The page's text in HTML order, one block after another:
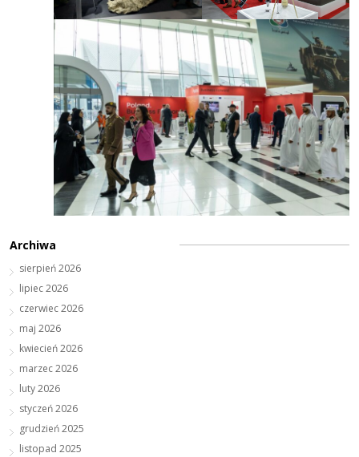
Archiwa
sierpień 2026
lipiec 2026
czerwiec 2026
maj 2026
kwiecień 2026
marzec 2026
luty 2026
styczeń 2026
grudzień 2025
listopad 2025